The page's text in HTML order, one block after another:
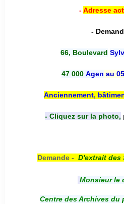
-Adresse
-
66, Boulevard
47 000 Agen au
Anciennement,
- Cliquez sur la photo,
Demande - D'extrait des
Monsieur le
Centre des Archives du